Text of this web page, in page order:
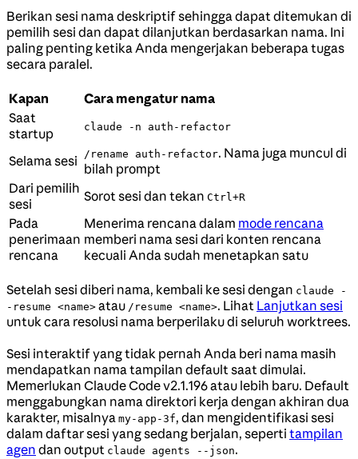
Berikan sesi nama deskriptif sehingga dapat ditemukan di
pemilih sesi dan dapat dilanjutkan berdasarkan nama. Ini
paling penting ketika Anda mengerjakan beberapa tugas
secara paralel.
Kapan
Cara mengatur nama
Saat
startup
claude -n auth-refactor
Selama sesi /rename auth-refactor. Nama juga muncul di
bilah prompt
Dari pemilih
sesi
Sorot sesi dan tekan Ctrl+R
Pada
penerimaan
rencana
Menerima rencana dalam mode rencana
memberi nama sesi dari konten rencana
kecuali Anda sudah menetapkan satu
Setelah sesi diberi nama, kembali ke sesi dengan claude -
-resume <name> atau /resume <name>. Lihat Lanjutkan sesi
untuk cara resolusi nama berperilaku di seluruh worktrees.
Sesi interaktif yang tidak pernah Anda beri nama masih
mendapatkan nama tampilan default saat dimulai.
Memerlukan Claude Code v2.1.196 atau lebih baru. Default
menggabungkan nama direktori kerja dengan akhiran dua
karakter, misalnya my-app-3f, dan mengidentifikasi sesi
dalam daftar sesi yang sedang berjalan, seperti tampilan
agen dan output claude agents --json.